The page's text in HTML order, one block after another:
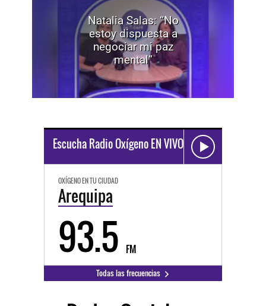
Natalia Salas: “No
estoy dispuesta a
negociar mi paz
mental”
Escucha Radio Oxígeno EN VIVO
OXÍGENO EN TU CIUDAD
Arequipa
93.5 FM
Todas las frecuencias